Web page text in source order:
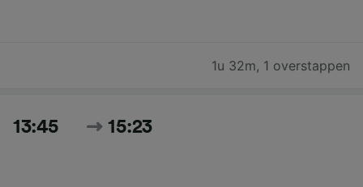
1u 32m, 1 overstappen
13:45 15:23